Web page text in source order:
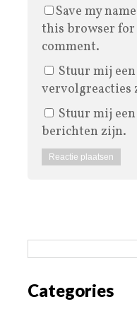
Save my
this browser
comment.
Stuur mij
vervolgreacties
Stuur mij
berichten zijn.
Categories